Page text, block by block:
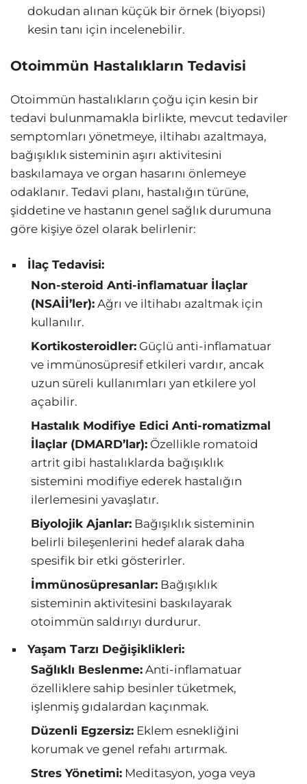
dokudan alınan küçük bir örnek (biyopsi)
kesin tanı için incelenebilir.
Otoimmün Hastalıkların Tedavisi
Otoimmün hastalıkların çoğu için kesin bir
tedavi bulunmamakla birlikte, mevcut tedaviler
semptomları yönetmeye, iltihabı azaltmaya,
bağışıklık sisteminin aşırı aktivitesini
baskılamaya ve organ hasarını önlemeye
odaklanır. Tedavi planı, hastalığın türüne,
şiddetine ve hastanın genel sağlık durumuna
göre kişiye özel olarak belirlenir:
İlaç Tedavisi:
Non-steroid Anti-inflamatuar İlaçlar
(NSAİİ’ler): Ağrı ve iltihabı azaltmak için
kullanılır.
Kortikosteroidler: Güçlü anti-inflamatuar
ve immünosüpresif etkileri vardır, ancak
uzun süreli kullanımları yan etkilere yol
açabilir.
Hastalık Modifiye Edici Anti-romatizmal
İlaçlar (DMARD’lar): Özellikle romatoid
artrit gibi hastalıklarda bağışıklık
sistemini modifiye ederek hastalığın
ilerlemesini yavaşlatır.
Biyolojik Ajanlar: Bağışıklık sisteminin
belirli bileşenlerini hedef alarak daha
spesifik bir etki gösterirler.
İmmünosüpresanlar: Bağışıklık
sisteminin aktivitesini baskılayarak
otoimmün saldırıyı durdurur.
Yaşam Tarzı Değişiklikleri:
Sağlıklı Beslenme: Anti-inflamatuar
özelliklere sahip besinler tüketmek,
işlenmiş gıdalardan kaçınmak.
Düzenli Egzersiz: Eklem esnekliğini
korumak ve genel refahı artırmak.
Stres Yönetimi: Meditasyon, yoga veya